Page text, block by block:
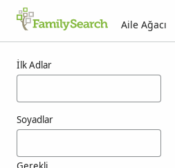
Aile Ağacı
İlk Adlar
Soyadlar